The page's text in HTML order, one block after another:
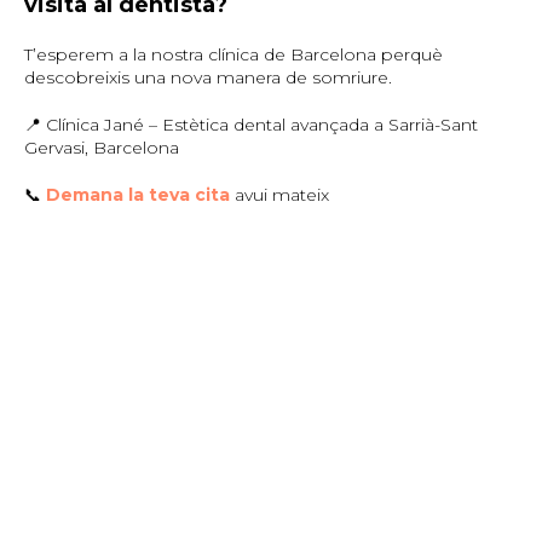
T’esperem a la nostra clínica de Barcelona perquè
descobreixis una nova manera de somriure.
📍 Clínica Jané – Estètica dental avançada a Sarrià-Sant
Gervasi, Barcelona
📞 Demana la teva cita avui mateix